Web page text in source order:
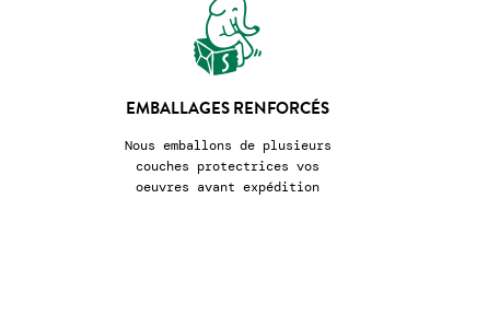
EMBALLAGES RENFORCÉS
Nous emballons de plusieurs
couches protectrices vos
oeuvres avant expédition